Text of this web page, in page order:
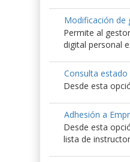
Modificación de
Permite al
digital personal
Consulta
Desde esta
Adhesión a
Desde esta
lista de